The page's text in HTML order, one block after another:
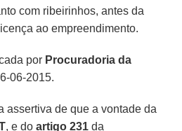
com ribeirinhos, antes da
ao empreendimento.
por Procuradoria da
06-2015.
assertiva de que a vontade da
, e doartigo 231da